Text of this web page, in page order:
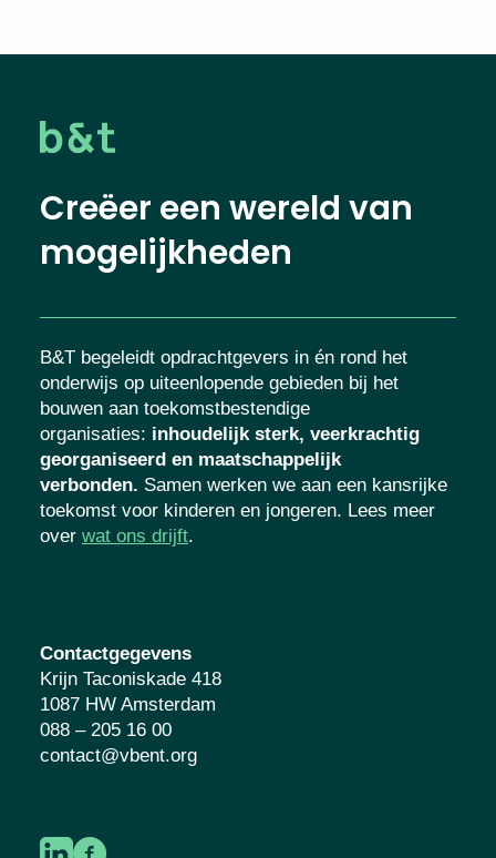
Creëer een wereld van
mogelijkheden
B&T begeleidt opdrachtgevers in én rond het
onderwijs op uiteenlopende gebieden bij het
bouwen aan toekomstbestendige
organisaties: inhoudelijk sterk, veerkrachtig
georganiseerd en maatschappelijk
verbonden. Samen werken we aan een kansrijke
toekomst voor kinderen en jongeren. Lees meer
over wat ons drijft.
Contactgegevens
Krijn Taconiskade 418
1087 HW Amsterdam
088 – 205 16 00
contact@vbent.org